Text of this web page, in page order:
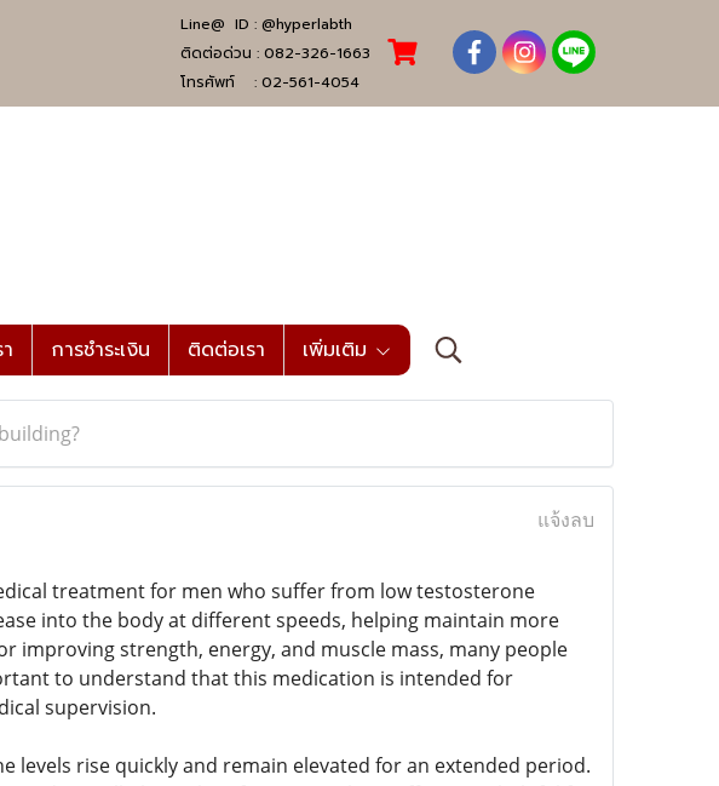
Line@ ID : @hyperlabth
ติดต่อด่วน : 082-326-1663
โทรศัพท์ : 02-561-4054
การชำระเงิน ติดต่อเรา เพิ่มเติม
แจ้งลบ
treatment for men who suffer from low testosterone
into the body at different speeds, helping maintain more
improving strength, energy, and muscle mass, many people
to understand that this medication is intended for
supervision.
levels rise quickly and remain elevated for an extended period.